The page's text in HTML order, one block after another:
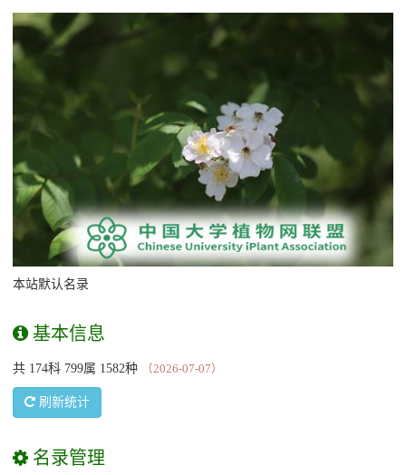
本站默认名录
基本信息
共 174科 799属 1582种 （2026-07-07）
刷新统计
名录管理